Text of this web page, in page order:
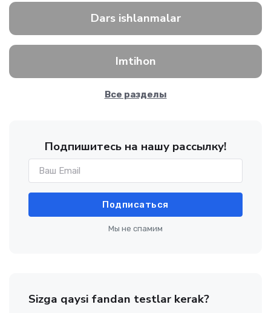
Dars ishlanmalar
Imtihon
Все разделы
Подпишитесь на нашу рассылку!
Подписаться
Мы не спамим
Sizga qaysi fandan testlar kerak?